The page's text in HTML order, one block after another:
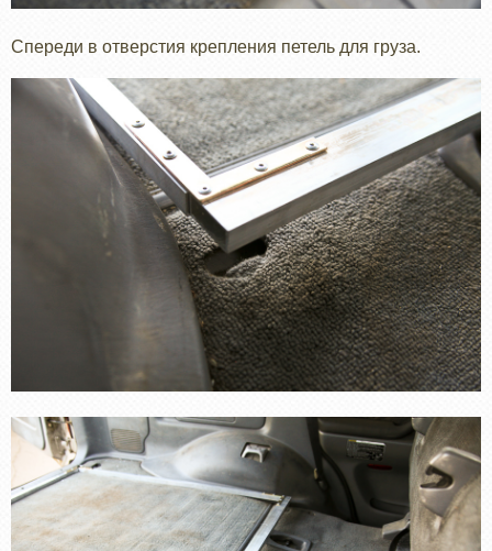
Спереди в отверстия крепления петель для груза.